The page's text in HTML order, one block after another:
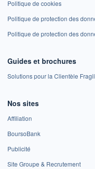
Politique de cookies
Politique de protection des
Politique de protection des
Guides et brochures
Solutions pour la Clientèle
Nos sites
Affiliation
BoursoBank
Publicité
Site Groupe & Recrutement